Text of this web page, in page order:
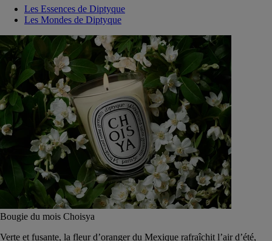
Les Essences de Diptyque
Les Mondes de Diptyque
Bougie du mois Choisya
Verte et fusante, la fleur d’oranger du Mexique rafraîchit l’air d’été,